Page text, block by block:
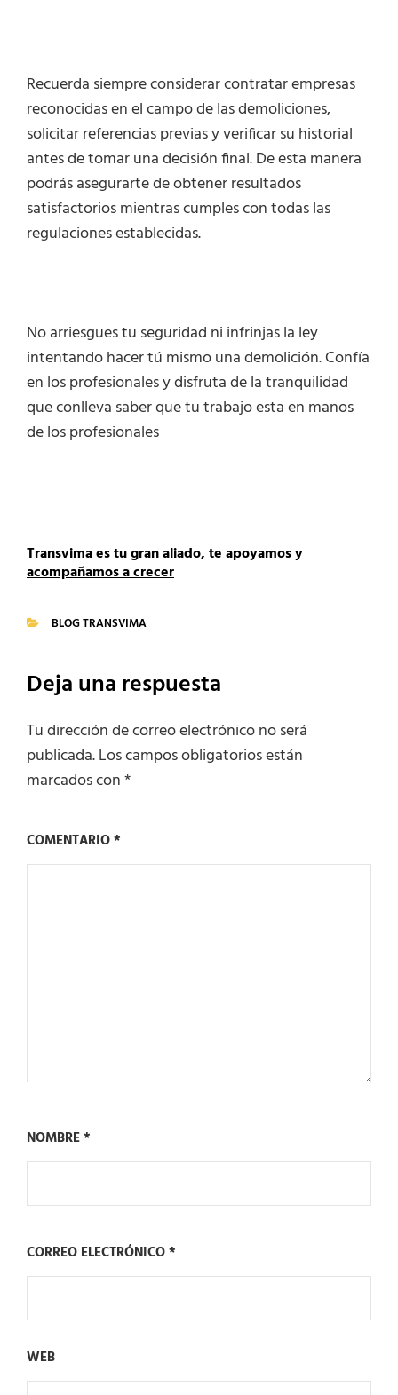
Recuerda siempre considerar contratar empresas
reconocidas en el campo de las demoliciones,
solicitar referencias previas y verificar su historial
antes de tomar una decisión final. De esta manera
podrás asegurarte de obtener resultados
satisfactorios mientras cumples con todas las
regulaciones establecidas.
No arriesgues tu seguridad ni infrinjas la ley
intentando hacer tú mismo una demolición. Confía
en los profesionales y disfruta de la tranquilidad
que conlleva saber que tu trabajo esta en manos
de los profesionales
Transvima es tu gran aliado, te apoyamos y
acompañamos a crecer
BLOG TRANSVIMA
Deja una respuesta
Tu dirección de correo electrónico no será
publicada.Los campos obligatorios están
marcados con*
COMENTARIO*
NOMBRE*
CORREO ELECTRÓNICO*
WEB